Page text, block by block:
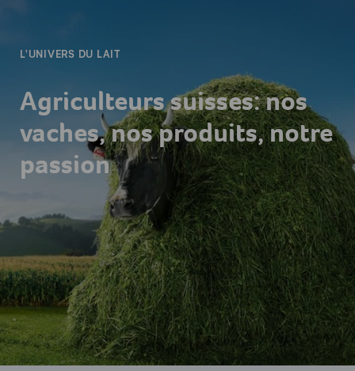
L'UNIVERS DU LAIT
Agriculteurs suisses: nos
vaches, nos produits, notre
passion